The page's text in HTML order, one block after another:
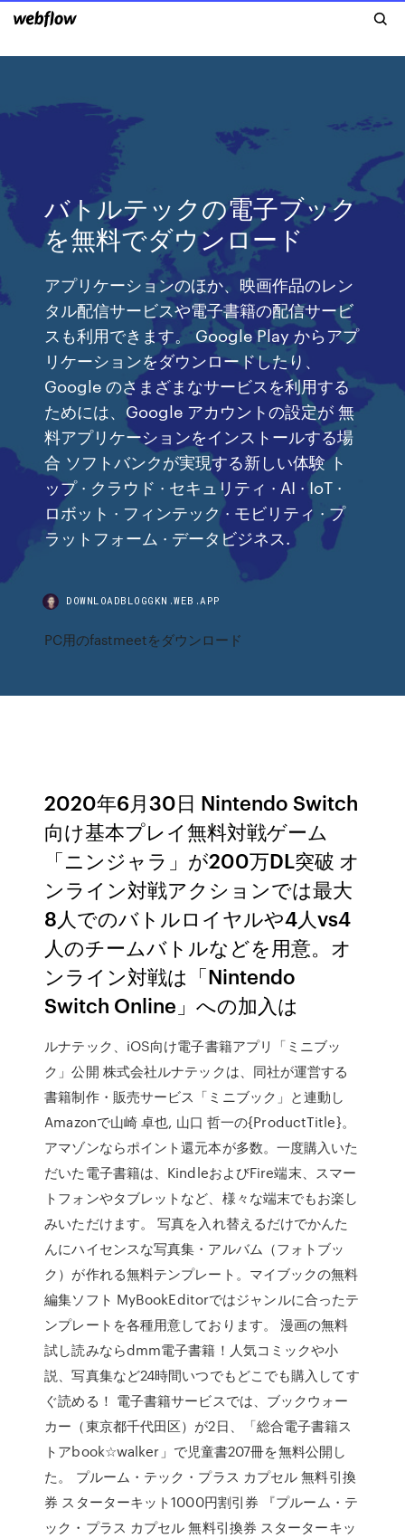
バトルテックの電子ブック
を無料でダウンロード
アプリケーションのほか、映画作品のレン
タル配信サービスや電子書籍の配信サービ
スも利用できます。 Google Play からアプ
リケーションをダウンロードしたり、
Google のさまざまなサービスを利用する
ためには、Google アカウントの設定が 無
料アプリケーションをインストールする場
合 ソフトバンクが実現する新しい体験 ト
ップ · クラウド · セキュリティ · AI · IoT ·
ロボット · フィンテック · モビリティ · プ
ラットフォーム · データビジネス.
DOWNLOADBLOGGKN.WEB.APP
PC用のfastmeetをダウンロード
2020年6月30日 Nintendo Switch
向け基本プレイ無料対戦ゲーム
「ニンジャラ」が200万DL突破 オ
ンライン対戦アクションでは最大
8人でのバトルロイヤルや4人vs4
人のチームバトルなどを用意。オ
ンライン対戦は「Nintendo
Switch Online」への加入は
ルナテック、iOS向け電子書籍アプリ「ミニブッ
ク」公開 株式会社ルナテックは、同社が運営する
書籍制作・販売サービス「ミニブック」と連動し
Amazonで山崎 卓也, 山口 哲一の{ProductTitle}。
アマゾンならポイント還元本が多数。一度購入いた
だいた電子書籍は、KindleおよびFire端末、スマー
トフォンやタブレットなど、様々な端末でもお楽し
みいただけます。 写真を入れ替えるだけでかんた
んにハイセンスな写真集・アルバム（フォトブッ
ク）が作れる無料テンプレート。マイブックの無料
編集ソフト MyBookEditorではジャンルに合ったテ
ンプレートを各種用意しております。 漫画の無料
試し読みならdmm電子書籍！人気コミックや小
説、写真集など24時間いつでもどこでも購入してす
ぐ読める！ 電子書籍サービスでは、ブックウォー
カー（東京都千代田区）が2日、「総合電子書籍ス
トアbook☆walker」で児童書207冊を無料公開し
た。 プルーム・テック・プラス カプセル 無料引換
券 スターターキット1000円割引券 『プルーム・テ
ック・プラス カプセル 無料引換券 スターターキッ